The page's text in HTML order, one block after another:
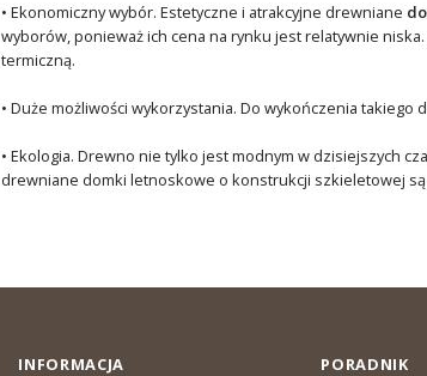
• Ekonomiczny wybór. Estetyczne i atrakcyjne drewniane
wyborów, ponieważ ich cena na rynku jest relatywnie
termiczną.
• Duże możliwości wykorzystania. Do wykończenia takiego
• Ekologia. Drewno nie tylko jest modnym w dzisiejszych
drewniane domki letnoskowe o konstrukcji szkieletowej
INFORMACJA PORADNIK